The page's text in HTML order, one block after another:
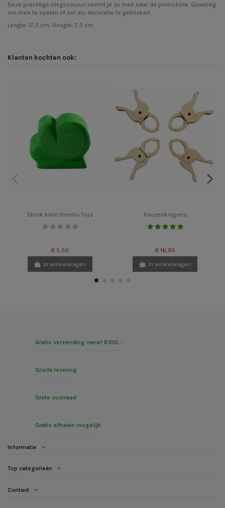
Deze prachtige stegosaurus neemt je zo mee naar de prehistorie. Geweldig
om mee te spelen of om als decoratie te gebruiken.
Lengte: 17,5 cm, Hoogte: 7,5 cm
Klanten kochten ook:
Struik klein Bumbu Toys
€ 5,50
In winkelwagen
Reuzenknijpers
€ 16,95
In winkelwagen
Gratis verzending vanaf €100,-
Snelle levering
Grote voorraad
Gratis afhalen mogelijk
Informatie
Top categorieën
Contact